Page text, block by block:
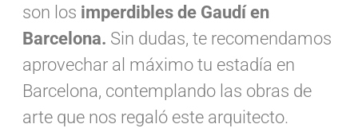
son los imperdibles de Gaudí en
Barcelona. Sin dudas, te recomendamos
aprovechar al máximo tu estadía en
Barcelona, contemplando las obras de
arte que nos regaló este arquitecto.